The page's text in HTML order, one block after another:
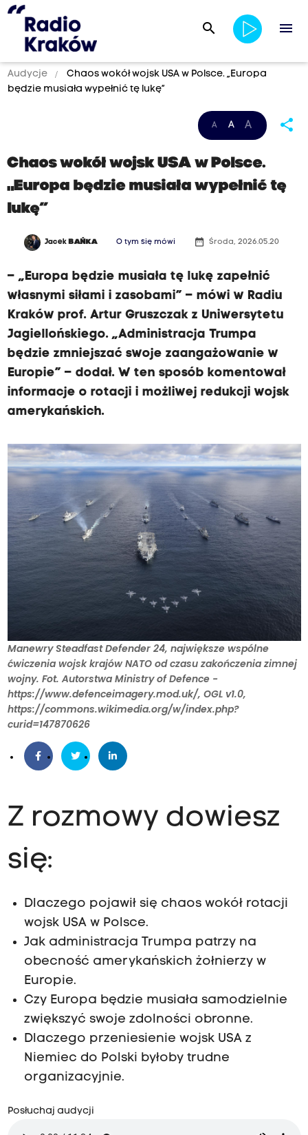
search menu
Audycje
Chaos wokół wojsk USA w Polsce. „Europa
będzie musiała wypełnić tę lukę”
A A A share
Chaos wokół wojsk USA w Polsce.
„Europa będzie musiała wypełnić tę
lukę”
Jacek BAŃKA O tym się mówi date_range Środa, 2026.05.20
– „Europa będzie musiała tę lukę zapełnić
własnymi siłami i zasobami” – mówi w Radiu
Kraków prof. Artur Gruszczak z Uniwersytetu
Jagiellońskiego. „Administracja Trumpa
będzie zmniejszać swoje zaangażowanie w
Europie” – dodał. W ten sposób komentował
informacje o rotacji i możliwej redukcji wojsk
amerykańskich.
Manewry Steadfast Defender 24, największe wspólne
ćwiczenia wojsk krajów NATO od czasu zakończenia zimnej
wojny. Fot. Autorstwa Ministry of Defence -
https://www.defenceimagery.mod.uk/, OGL v1.0,
https://commons.wikimedia.org/w/index.php?
curid=147870626
Z rozmowy dowiesz
się:
Dlaczego pojawił się chaos wokół rotacji
wojsk USA w Polsce.
Jak administracja Trumpa patrzy na
obecność amerykańskich żołnierzy w
Europie.
Czy Europa będzie musiała samodzielnie
zwiększyć swoje zdolności obronne.
Dlaczego przeniesienie wojsk USA z
Niemiec do Polski byłoby trudne
organizacyjnie.
Posłuchaj audycji